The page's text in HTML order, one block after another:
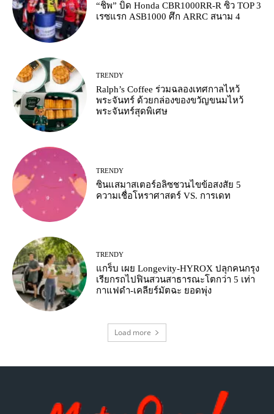
“ชิพ” บิด Honda CBR1000RR-R ซิว TOP 3
เรซแรก ASB1000 ศึก ARRC สนาม 4
TRENDY
Ralph’s Coffee ร่วมฉลองเทศกาลไหว้
พระจันทร์ ด้วยกล่องของขวัญขนมไหว้
พระจันทร์สุดพิเศษ
TRENDY
ซินแสมาสเตอร์อลิซชวนไขข้อสงสัย 5
ความเชื่อโหราศาสตร์ VS. การเดท
TRENDY
แกร็บ เผย Longevity-HYROX ปลุกคนกรุง
เรียกรถไปฟินสวนสาธารณะโตกว่า 5 เท่า
กาแฟดำ-เคลียร์มัตฉะ ยอดพุ่ง
Load more